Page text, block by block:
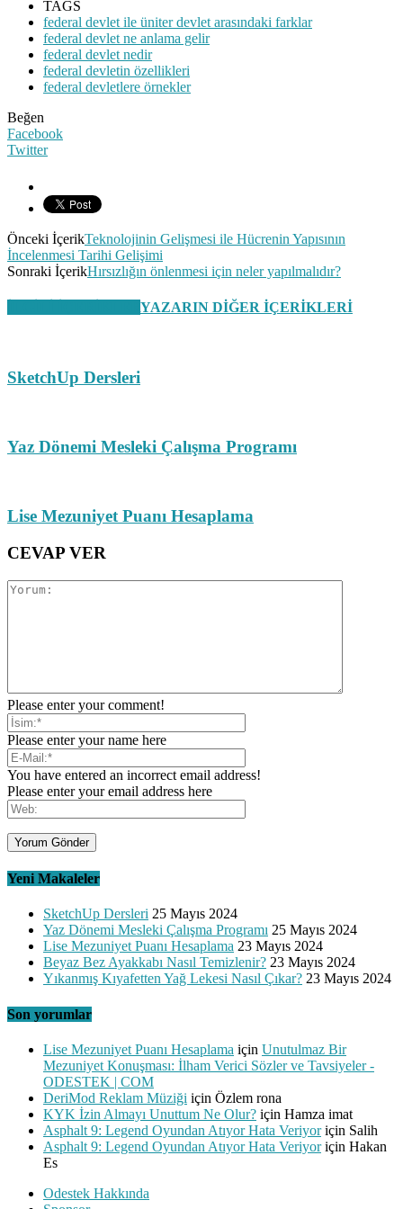
TAGS
federal devlet ile üniter devlet arasındaki farklar
federal devlet ne anlama gelir
federal devlet nedir
federal devletin özellikleri
federal devletlere örnekler
Beğen
Facebook
Twitter
Önceki İçerikTeknolojinin Gelişmesi ile Hücrenin Yapısının
İncelenmesi Tarihi Gelişimi
Sonraki İçerikHırsızlığın önlenmesi için neler yapılmalıdır?
YAZARIN DİĞER İÇERİKLERİ
SketchUp Dersleri
Yaz Dönemi Mesleki Çalışma Programı
Lise Mezuniyet Puanı Hesaplama
CEVAP VER
Please enter your comment!
Please enter your name here
You have entered an incorrect email address!
Please enter your email address here
Yeni Makaleler
SketchUp Dersleri 25 Mayıs 2024
Yaz Dönemi Mesleki Çalışma Programı 25 Mayıs 2024
Lise Mezuniyet Puanı Hesaplama 23 Mayıs 2024
Beyaz Bez Ayakkabı Nasıl Temizlenir? 23 Mayıs 2024
Yıkanmış Kıyafetten Yağ Lekesi Nasıl Çıkar? 23 Mayıs 2024
Son yorumlar
Lise Mezuniyet Puanı Hesaplama için Unutulmaz Bir
Mezuniyet Konuşması: İlham Verici Sözler ve Tavsiyeler -
ODESTEK | COM
DeriMod Reklam Müziği için Özlem rona
KYK İzin Almayı Unuttum Ne Olur? için Hamza imat
Asphalt 9: Legend Oyundan Atıyor Hata Veriyoriçin Salih
Asphalt 9: Legend Oyundan Atıyor Hata Veriyoriçin Hakan
Es
Odestek Hakkında